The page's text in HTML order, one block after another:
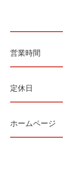
営業時間
定休日
ホームページ